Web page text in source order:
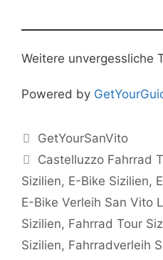
Weitere unvergessliche
Powered by
Kategorien
GetYourSanVito
Schlagwörter
Castelluzzo Fahrrad
Sizilien, E-Bike Sizilien,
E-Bike Verleih San Vito
Sizilien, Fahrrad Tour
Sizilien, Fahrradverleih